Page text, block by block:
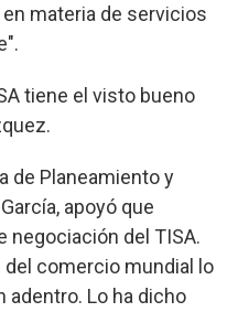
materia de servicios
tiene el visto bueno
de Planeamiento y
apoyó que
negociación del TISA.
del comercio mundial lo
adentro. Lo ha dicho